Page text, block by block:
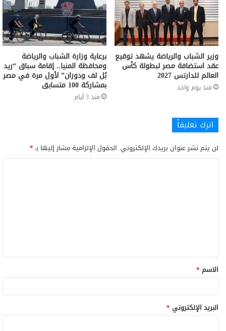
وزير الشباب والرياضة يشهد توقيع
عقد استضافة مصر لبطولة كأس
العالم للدارتس 2027
منذ يوم واحد
برعاية وزارة الشباب والرياضة
ومحافظة المنيا.. إقامة سباق “ريد
بُل لف ودوران” لأول مرة في مصر
بمشاركة 100 متسابق
منذ 3 أيام
اترك تعليقاً
لن يتم نشر عنوان بريدك الإلكتروني. الحقول الإلزامية مشار إليها بـ*
الاسم *
البريد الإلكتروني *